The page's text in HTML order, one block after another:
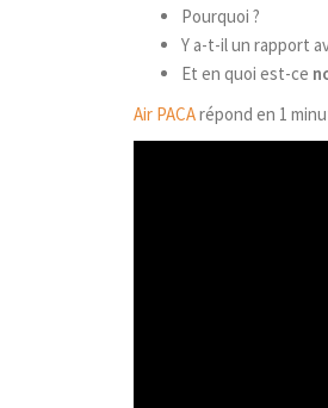
Pourquoi ?
Y a-t-il un rapport
Et en quoi est-ce
Air PACArépond en 1